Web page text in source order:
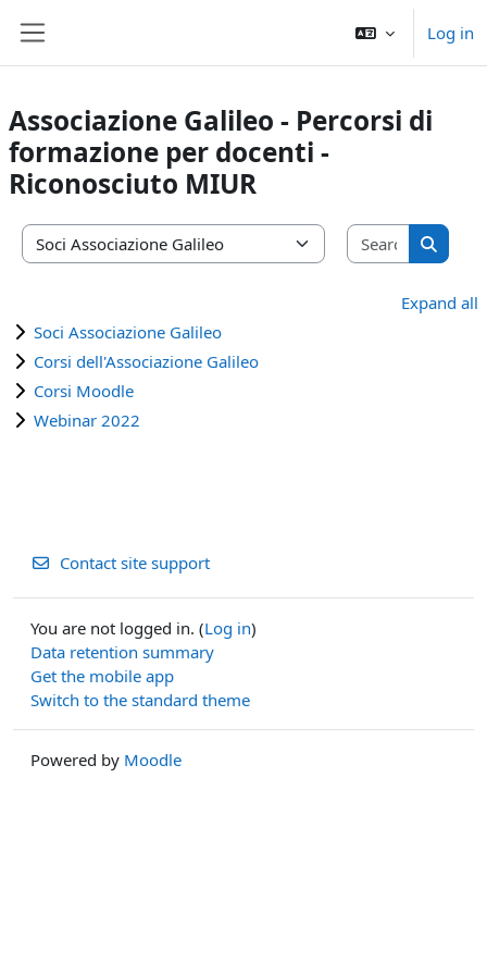
Log in
Associazione Galileo - Percorsi di
formazione per docenti -
Riconosciuto MIUR
Course categories
Search
Search
Expand all
Soci Associazione Galileo
Corsi dell'Associazione Galileo
Corsi Moodle
Webinar 2022
Contact site support
You are not logged in. (Log in)
Data retention summary
Get the mobile app
Switch to the standard theme
Powered by Moodle